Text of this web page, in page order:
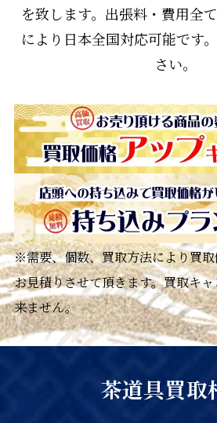
を致します。出張料・費用全
により日本全国対応可能です
さい。
※需要、個数、買取方法により買
お見積りさせて頂きます。買取キ
来ません。
茶道具買取